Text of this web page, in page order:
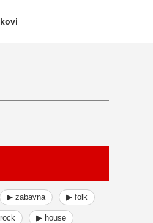
▶ zabavna ▶ folk
▶ house